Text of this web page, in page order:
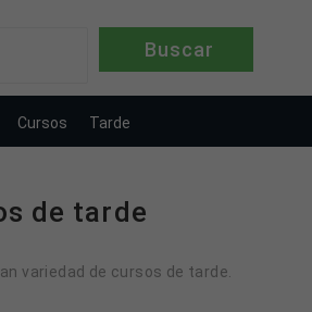
Cursos Tarde
de tarde
variedad de cursos de tarde.